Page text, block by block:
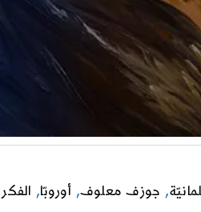
, جوزف معلوف, أوروبّا,